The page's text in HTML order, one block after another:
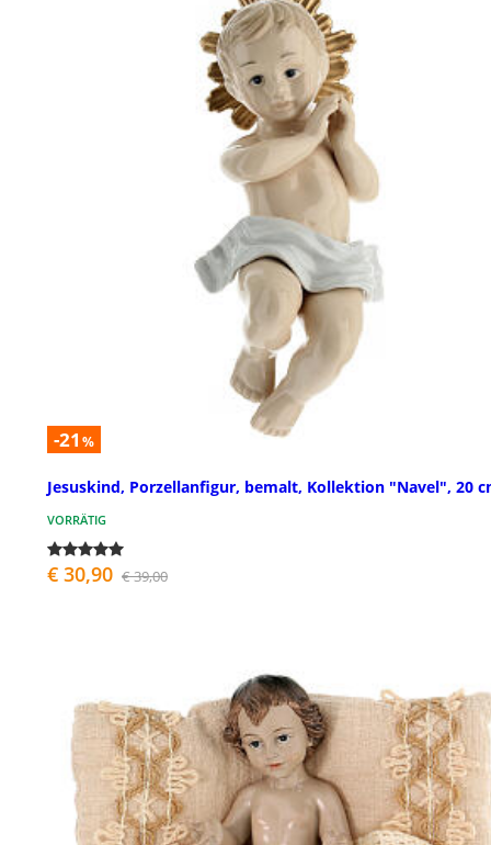
-21 %
Jesuskind, Porzellanfigur, bemalt, Kollektion "Navel", 20
VORRÄTIG
€ 30,90 € 39,00